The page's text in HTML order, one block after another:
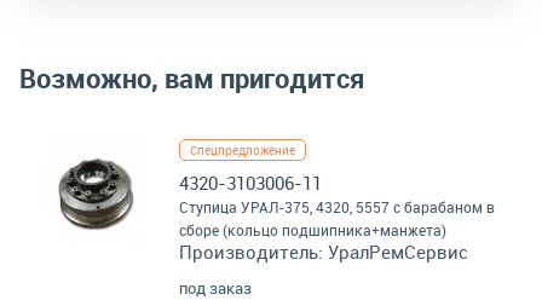
Возможно, вам пригодится
Спецпредложение
4320-3103006-11
Ступица УРАЛ-375, 4320, 5557 с барабаном в
сборе (кольцо подшипника+манжета)
Производитель: УралРемСервис
под заказ